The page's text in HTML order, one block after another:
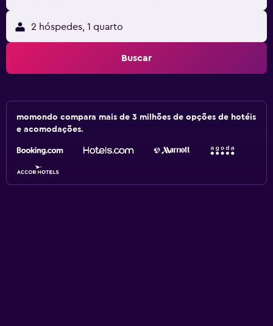
2 hóspedes, 1 quarto
Buscar
momondo compara mais de 3 milhões de opções de hotéis
e acomodações.